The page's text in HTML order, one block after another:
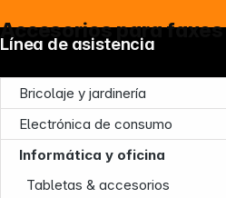
Accesorios para faxes
Bricolaje y jardinería
Electrónica de consumo
Informática y oficina
Tabletas & accesorios
Línea de asistencia